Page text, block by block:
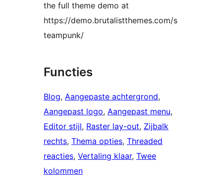
the full theme demo at
https://demo.brutalistthemes.com/s
teampunk/
Functies
Blog, Aangepaste achtergrond
Aangepast logo, Aangepast menu
Editor stijl, Raster lay-out, Zijbalk
rechts, Thema opties, Threaded
reacties, Vertaling klaar, Twee
kolommen